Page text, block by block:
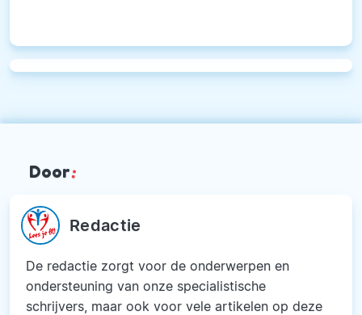
Door:
Redactie
De redactie zorgt voor de onderwerpen en
ondersteuning van onze specialistische
schrijvers, maar ook voor vele artikelen op deze